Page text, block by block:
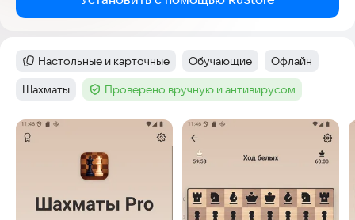
Категория:
Настольные и карточные Тег:
Обучающие Тег:
Офлайн
Тег:
Шахматы Тег :Проверено вручную и антивирусом
Скриншоты